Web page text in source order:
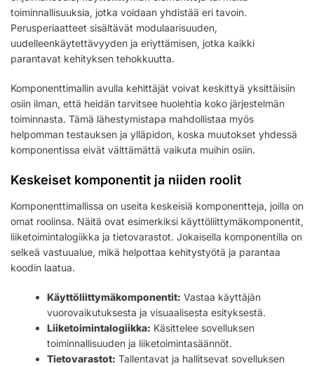
toiminnallisuuksia, jotka voidaan yhdistää eri tavoin.
Perusperiaatteet sisältävät modulaarisuuden,
uudelleenkäytettävyyden ja eriyttämisen, jotka kaikki
parantavat kehityksen tehokkuutta.
Komponenttimallin avulla kehittäjät voivat keskittyä yksittäisiin
osiin ilman, että heidän tarvitsee huolehtia koko järjestelmän
toiminnasta. Tämä lähestymistapa mahdollistaa myös
helpomman testauksen ja ylläpidon, koska muutokset yhdessä
komponentissa eivät välttämättä vaikuta muihin osiin.
Keskeiset komponentit ja niiden roolit
Komponenttimallissa on useita keskeisiä komponentteja, joilla on
omat roolinsa. Näitä ovat esimerkiksi käyttöliittymäkomponentit,
liiketoimintalogiikka ja tietovarastot. Jokaisella komponentilla on
selkeä vastuualue, mikä helpottaa kehitystyötä ja parantaa
koodin laatua.
Käyttöliittymäkomponentit: Vastaa käyttäjän
vuorovaikutuksesta ja visuaalisesta esityksestä.
Liiketoimintalogiikka: Käsittelee sovelluksen
toiminnallisuuden ja liiketoimintasäännöt.
Tietovarastot: Tallentavat ja hallitsevat sovelluksen